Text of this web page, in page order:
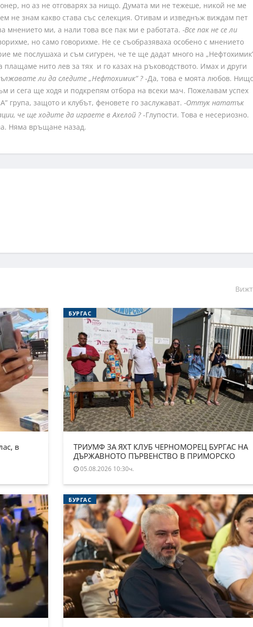
но аз не отговарях за нищо. Думата ми не тежеше, никой не ме
не знам какво става със селекция. Отивам и изведнъж виждам пет
мнението ми, а нали това все пак ми е работата. -Все пак не се ли
но само говорихме. Не се съобразяваха особено с мнението
ме послушаха и съм сигурен, че те ще дадат много на
нито лев за тях и го казах на ръководството. Имах и други
ли да следите „Нефтохимик” ?-Да, това е моята любов.
и сега ще ходя и подкрепям отбора на всеки мач. Пожелавам успех
група, защото и клубът, феновете го заслужават. -Оттук нататък
че ще ходите да играете в Ахелой ?-Глупости. Това е несериозно.
Няма връщане назад.
в
БУРГАС
ТРИУМФ ЗА ЯХТ КЛУБ ЧЕРНОМОРЕЦ БУРГАС НА
ДЪРЖАВНОТО ПЪРВЕНСТВО В ПРИМОРСКО
05.08.2026 10:30ч.
БУРГАС